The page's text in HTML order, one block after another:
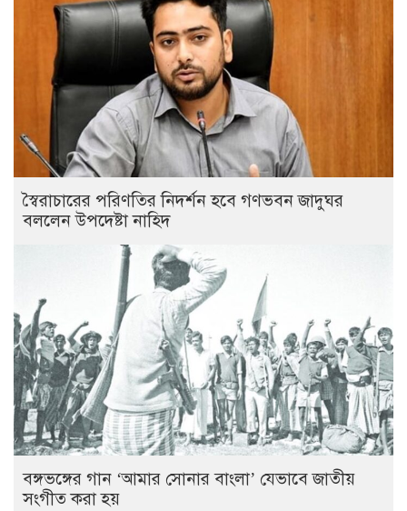
স্বৈরাচারের পরিণতির নিদর্শন হবে গণভবন জাদুঘর
বললেন উপদেষ্টা নাহিদ
বঙ্গভঙ্গের গান ‘আমার সোনার বাংলা’ যেভাবে জাতীয়
সংগীত করা হয়